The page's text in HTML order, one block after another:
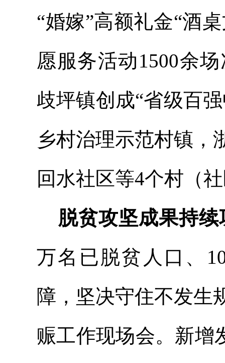
“婚嫁”高额礼金“酒
愿服务活动1500余
歧坪镇创成“省级百
乡村治理示范村镇，
回水社区等4个村（
脱贫攻坚成果持续
万名已脱贫人口、
障，坚决守住不发生
赈工作现场会。新增